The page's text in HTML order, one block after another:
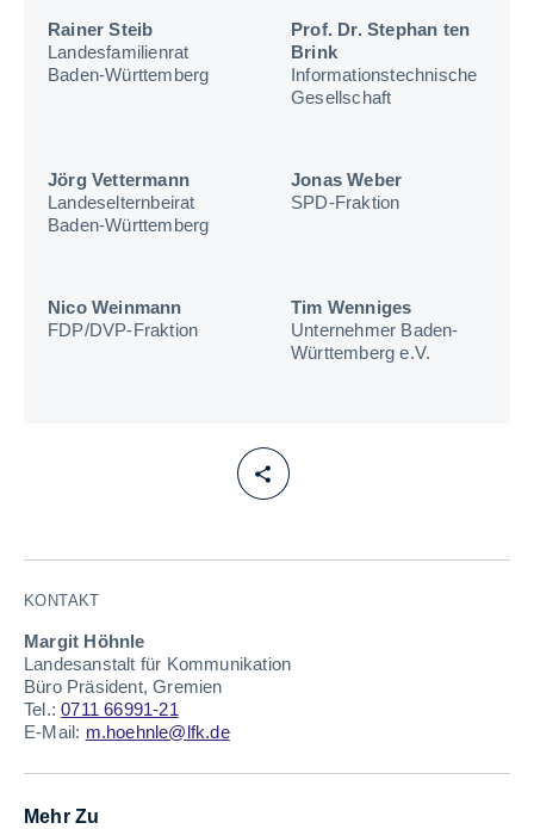
Rainer Steib
Landesfamilienrat
Baden-Württemberg
Prof. Dr. Stephan ten
Brink
Informationstechnische
Gesellschaft
Jörg Vettermann
Landeselternbeirat
Baden-Württemberg
Jonas Weber
SPD-Fraktion
Nico Weinmann
FDP/DVP-Fraktion
Tim Wenniges
Unternehmer Baden-
Württemberg e.V.
KONTAKT
Margit Höhnle
Landesanstalt für Kommunikation
Büro Präsident, Gremien
Tel.:0711 66991-21
E-Mail: m.hoehnle@lfk.de
Mehr Zu